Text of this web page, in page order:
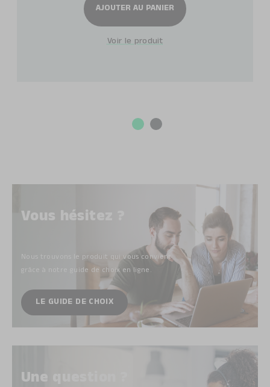
AJOUTER AU PANIER
Voir le produit
Vous hésitez ?
Nous trouvons le produit qui vous convient
grâce à notre guide de choix en ligne.
LE GUIDE DE CHOIX
Une question ?